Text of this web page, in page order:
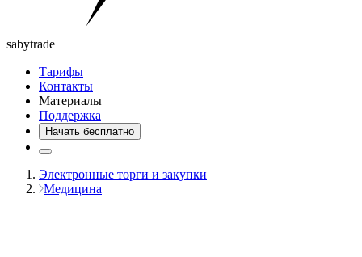
sabytrade
Тарифы
Контакты
Материалы
Поддержка
Начать бесплатно
Электронные торги и закупки
Медицина